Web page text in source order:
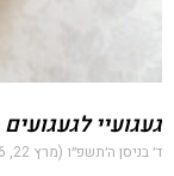
געגועיי לגעגועים
ד׳ בניסן ה׳תשפ״ו (מרץ 22, 2026)